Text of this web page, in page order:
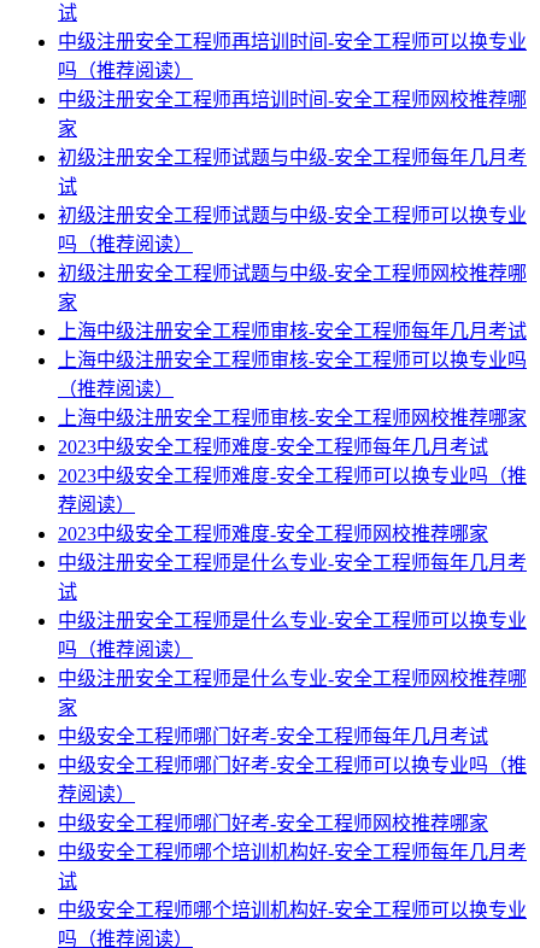
试
中级注册安全工程师再培训时间-安全工程师可以换专业
吗（推荐阅读）
中级注册安全工程师再培训时间-安全工程师网校推荐哪
家
初级注册安全工程师试题与中级-安全工程师每年几月考
试
初级注册安全工程师试题与中级-安全工程师可以换专业
吗（推荐阅读）
初级注册安全工程师试题与中级-安全工程师网校推荐哪
家
上海中级注册安全工程师审核-安全工程师每年几月考试
上海中级注册安全工程师审核-安全工程师可以换专业吗
（推荐阅读）
上海中级注册安全工程师审核-安全工程师网校推荐哪家
2023中级安全工程师难度-安全工程师每年几月考试
2023中级安全工程师难度-安全工程师可以换专业吗（推
荐阅读）
2023中级安全工程师难度-安全工程师网校推荐哪家
中级注册安全工程师是什么专业-安全工程师每年几月考
试
中级注册安全工程师是什么专业-安全工程师可以换专业
吗（推荐阅读）
中级注册安全工程师是什么专业-安全工程师网校推荐哪
家
中级安全工程师哪门好考-安全工程师每年几月考试
中级安全工程师哪门好考-安全工程师可以换专业吗（推
荐阅读）
中级安全工程师哪门好考-安全工程师网校推荐哪家
中级安全工程师哪个培训机构好-安全工程师每年几月考
试
中级安全工程师哪个培训机构好-安全工程师可以换专业
吗（推荐阅读）